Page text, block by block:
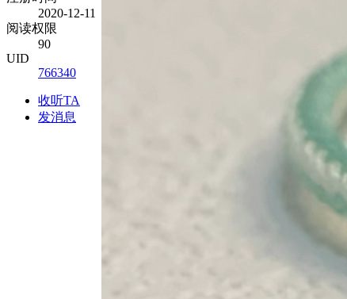
2020-12-11
阅读权限
90
UID
766340
收听TA
发消息